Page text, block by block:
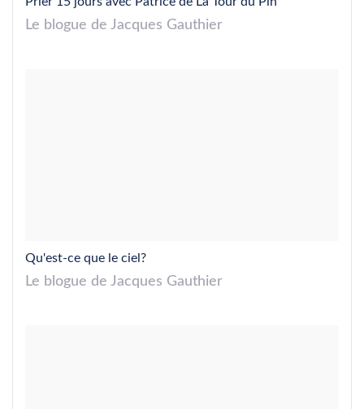
Le blogue de Jacques Gauthier
Qu'est-ce que le ciel?
Le blogue de Jacques Gauthier